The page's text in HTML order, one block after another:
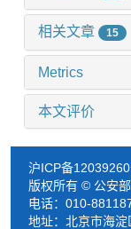
相关文章 15
Metrics
本文评价
沪ICP备
版权所有 © 公安
电话：010-
地址：北京市海